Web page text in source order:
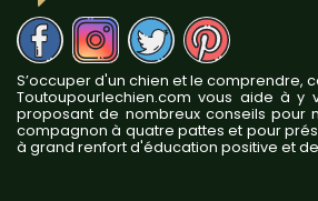
S’occuper d'un chien et le comprendre,
Toutoupourlechien.com vous aide à y
proposant de nombreux conseils pour
compagnon à quatre pattes et pour
à grand renfort d'éducation positive et